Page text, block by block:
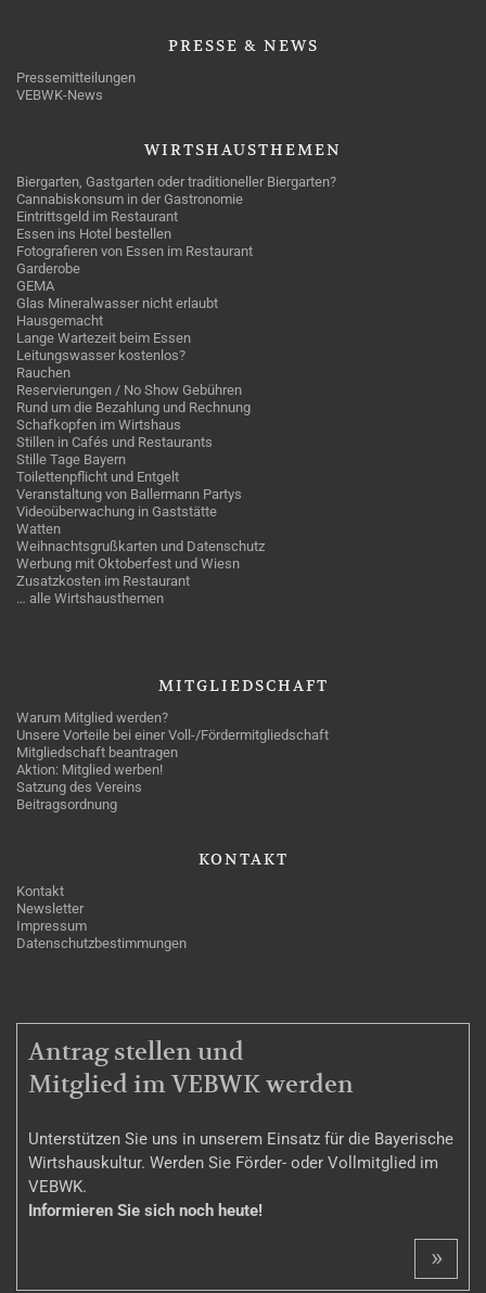
PRESSE & NEWS
Pressemitteilungen
VEBWK-News
WIRTSHAUSTHEMEN
Biergarten, Gastgarten oder traditioneller Biergarten?
Cannabiskonsum in der Gastronomie
Eintrittsgeld im Restaurant
Essen ins Hotel bestellen
Fotografieren von Essen im Restaurant
Garderobe
GEMA
Glas Mineralwasser nicht erlaubt
Hausgemacht
Lange Wartezeit beim Essen
Leitungswasser kostenlos?
Rauchen
Reservierungen / No Show Gebühren
Rund um die Bezahlung und Rechnung
Schafkopfen im Wirtshaus
Stillen in Cafés und Restaurants
Stille Tage Bayern
Toilettenpflicht und Entgelt
Veranstaltung von Ballermann Partys
Videoüberwachung in Gaststätte
Watten
Weihnachtsgrußkarten und Datenschutz
Werbung mit Oktoberfest und Wiesn
Zusatzkosten im Restaurant
… alle Wirtshausthemen
MITGLIEDSCHAFT
Warum Mitglied werden?
Unsere Vorteile bei einer Voll-/Fördermitgliedschaft
Mitgliedschaft beantragen
Aktion: Mitglied werben!
Satzung des Vereins
Beitragsordnung
KONTAKT
Kontakt
Newsletter
Impressum
Datenschutzbestimmungen
MITGLIEDSCHAFT
Antrag stellen und
Mitglied im VEBWK werden
Unterstützen Sie uns in unserem Einsatz für die Bayerische
Wirtshauskultur. Werden Sie Förder- oder Vollmitglied im
VEBWK.
Informieren Sie sich noch heute!
»